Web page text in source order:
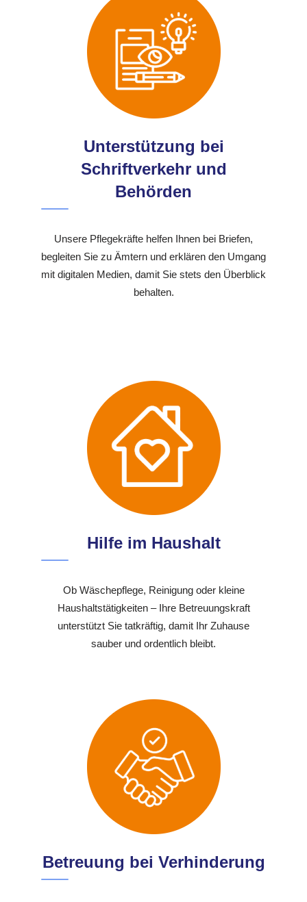
Unterstützung bei
Schriftverkehr und
Behörden
Unsere Pflegekräfte helfen Ihnen bei Briefen,
begleiten Sie zu Ämtern und erklären den Umgang
mit digitalen Medien, damit Sie stets den Überblick
behalten.
Hilfe im Haushalt
Ob Wäschepflege, Reinigung oder kleine
Haushaltstätigkeiten – Ihre Betreuungskraft
unterstützt Sie tatkräftig, damit Ihr Zuhause
sauber und ordentlich bleibt.
Betreuung bei Verhinderung